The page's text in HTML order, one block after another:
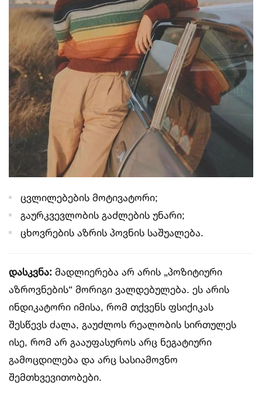
ცვლილებების მოტივატორი;
გაურკვევლობის გაძლების უნარი;
ცხოვრების აზრის პოვნის საშუალება.
დასკვნა: მადლიერება არ არის „პოზიტიური
აზროვნების“ მორიგი ვალდებულება. ეს არის
ინდიკატორი იმისა, რომ თქვენს ფსიქიკას
შესწევს ძალა, გაუძლოს რეალობის სირთულეს
ისე, რომ არ გააუფასუროს არც ნეგატიური
გამოცდილება და არც სასიამოვნო
შემთხვევითობები.